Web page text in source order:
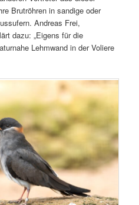
Brutröhren in sandige oder
Andreas Frei,
dazu: „Eigens für die
Lehmwand in der Voliere